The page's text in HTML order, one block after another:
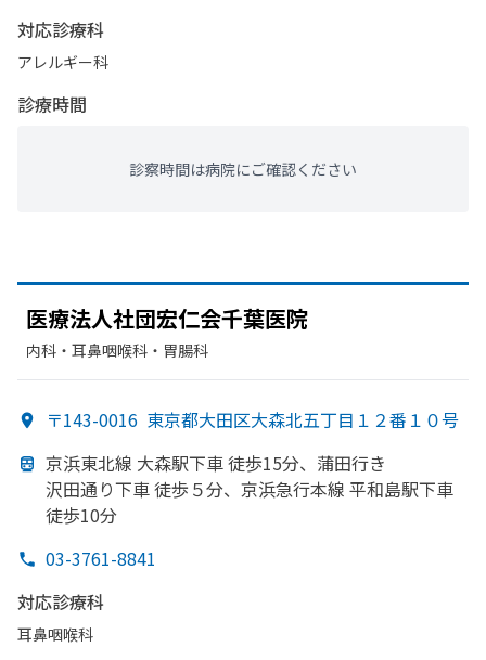
対応診療科
アレルギー科
診療時間
診察時間は病院にご確認ください
医療法人社団宏仁会千葉医院
内科・​耳鼻咽喉科・​胃腸科
〒143-0016 東京都大田区大森北五丁目１２番１０号
京浜東北線 大森駅下車 徒歩15分、 蒲田行き
沢田通り下車 徒歩５分、 京浜急行本線 平和島駅下車
徒歩10分
03-3761-8841
対応診療科
耳鼻咽喉科